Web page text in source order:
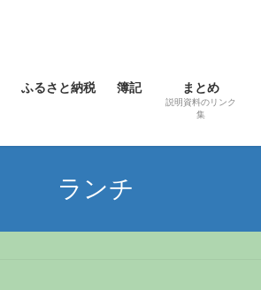
ふるさと納税 簿記 まとめ
説明資料のリンク
集
ランチ